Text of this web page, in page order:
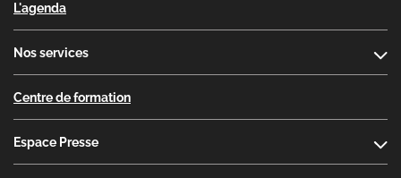
L'agenda
Nos services
Centre de formation
Espace Presse